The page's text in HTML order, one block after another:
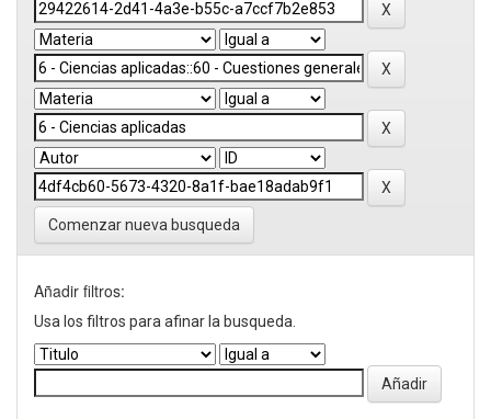
Comenzar nueva busqueda
Añadir filtros:
Usa los filtros para afinar la busqueda.